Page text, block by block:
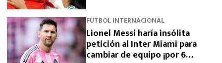
FUTBOL INTERNACIONAL
Lionel Messi haría insólita
petición al Inter Miami para
cambiar de equipo ¡por 6